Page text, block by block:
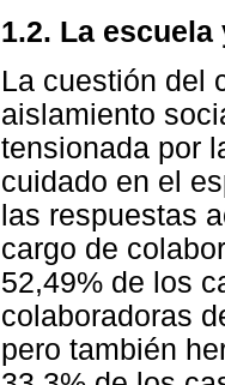
1.2. La
La cuestión del
aislamiento
tensionada por
cuidado en el
las respuestas
cargo de
52,49% de los
colaboradoras
pero también